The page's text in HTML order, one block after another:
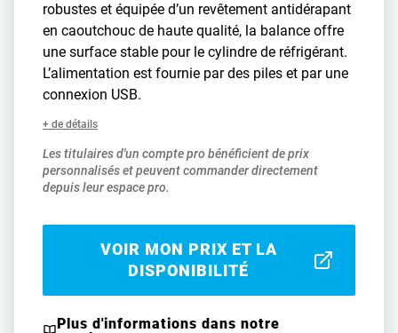
robustes et équipée d’un revêtement antidérapant
en caoutchouc de haute qualité, la balance offre
une surface stable pour le cylindre de réfrigérant.
L’alimentation est fournie par des piles et par une
connexion USB.
+ de détails
Les titulaires d'un compte pro bénéficient de prix
personnalisés et peuvent commander directement
depuis leur espace pro.
VOIR MON PRIX ET LA
DISPONIBILITÉ
Plus d'informations dans notre